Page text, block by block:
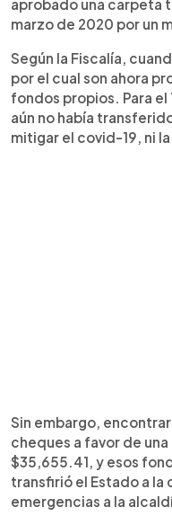
aprobado una carpeta
marzo de 2020 por un
Según la Fiscalía,
por el cual son ahora
fondos propios. Para
aún no había
mitigar el covid-19, ni
Sin embargo,
cheques a favor de
$35,655.41, y esos
transfirió el Estado a la
emergencias a la